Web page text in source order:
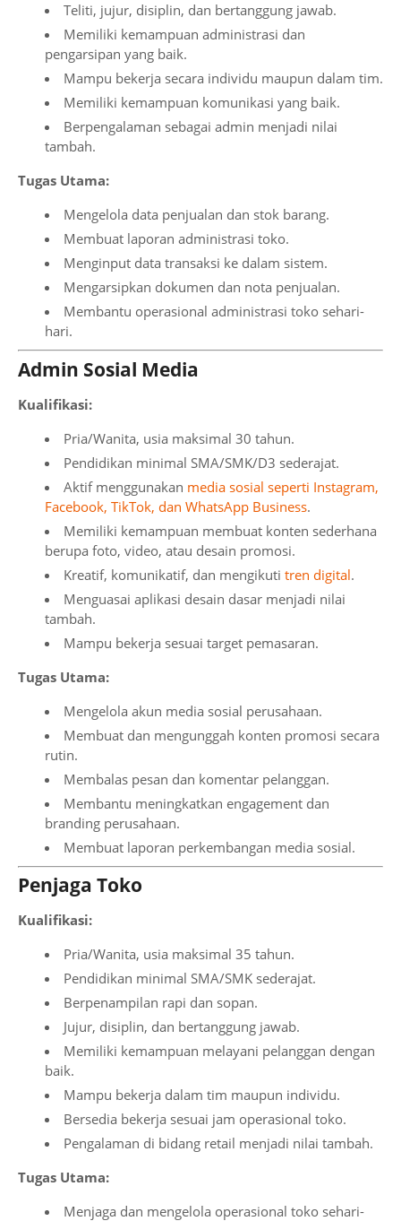
Teliti, jujur, disiplin, dan bertanggung jawab.
Memiliki kemampuan administrasi dan
pengarsipan yang baik.
Mampu bekerja secara individu maupun dalam tim.
Memiliki kemampuan komunikasi yang baik.
Berpengalaman sebagai admin menjadi nilai
tambah.
Tugas Utama:
Mengelola data penjualan dan stok barang.
Membuat laporan administrasi toko.
Menginput data transaksi ke dalam sistem.
Mengarsipkan dokumen dan nota penjualan.
Membantu operasional administrasi toko sehari-
hari.
Admin Sosial Media
Kualifikasi:
Pria/Wanita, usia maksimal 30 tahun.
Pendidikan minimal SMA/SMK/D3 sederajat.
Aktif menggunakan media sosial seperti Instagram,
Facebook, TikTok, dan WhatsApp Business.
Memiliki kemampuan membuat konten sederhana
berupa foto, video, atau desain promosi.
Kreatif, komunikatif, dan mengikuti tren digital.
Menguasai aplikasi desain dasar menjadi nilai
tambah.
Mampu bekerja sesuai target pemasaran.
Tugas Utama:
Mengelola akun media sosial perusahaan.
Membuat dan mengunggah konten promosi secara
rutin.
Membalas pesan dan komentar pelanggan.
Membantu meningkatkan engagement dan
branding perusahaan.
Membuat laporan perkembangan media sosial.
Penjaga Toko
Kualifikasi:
Pria/Wanita, usia maksimal 35 tahun.
Pendidikan minimal SMA/SMK sederajat.
Berpenampilan rapi dan sopan.
Jujur, disiplin, dan bertanggung jawab.
Memiliki kemampuan melayani pelanggan dengan
baik.
Mampu bekerja dalam tim maupun individu.
Bersedia bekerja sesuai jam operasional toko.
Pengalaman di bidang retail menjadi nilai tambah.
Tugas Utama:
Menjaga dan mengelola operasional toko sehari-